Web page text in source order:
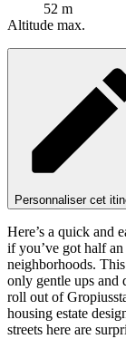
52 m
Altitude max.
Personnaliser cet
Here’s a quick and
if you’ve got half
neighborhoods.
only gentle ups and
roll out of
housing estate
streets here are